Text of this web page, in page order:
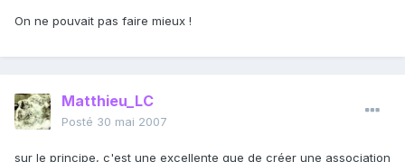
On ne pouvait pas faire mieux !
Matthieu_LC
Posté 30 mai 2007
sur le principe, c'est une excellente que de créer une association